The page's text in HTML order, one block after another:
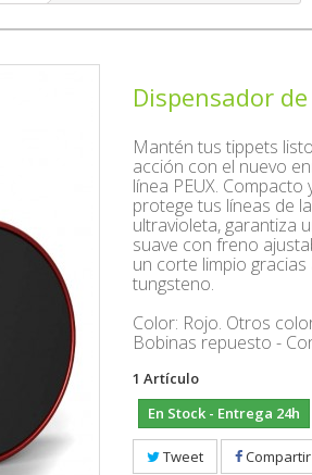
Dispensador
Mantén tus tippets
acción con el nuevo
línea PEUX. Compacto
protege tus líneas de
ultravioleta, garantiza
suave con freno
un corte limpio
tungsteno.
Color: Rojo. Otros
Bobinas repuesto -
1 Artículo
En Stock - Entrega 24h
Tweet Compartir